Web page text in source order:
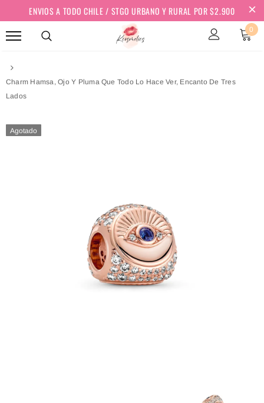
ENVIOS A TODO CHILE / STGO URBANO Y RURAL POR $2.900
0
Charm Hamsa, Ojo Y Pluma Que Todo Lo Hace Ver, Encanto De Tres
Lados
Agotado